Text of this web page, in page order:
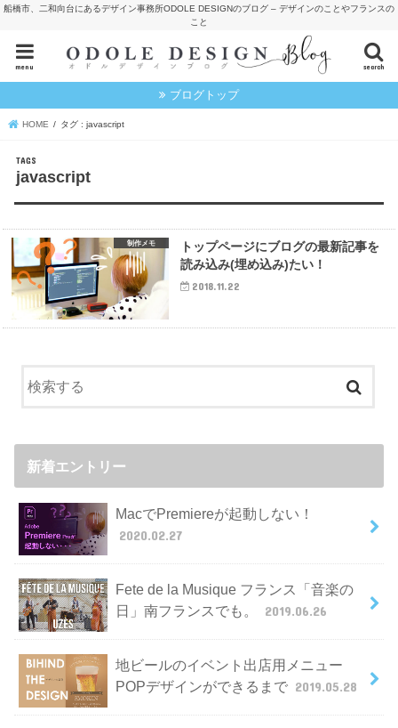
船橋市、二和向台にあるデザイン事務所ODOLE DESIGNのブログ – デザインのことやフランスの
こと
search
menu
ブログトップ
HOME タグ : javascript
javascript
制作メモ
トップページにブログの最新記事を
読み込み(埋め込み)たい！
2018.11.22
新着エントリー
MacでPremiereが起動しない！
2020.02.27
Fete de la Musique フランス「音楽の
日」南フランスでも。
2019.06.26
地ビールのイベント出店用メニュー
POPデザインができるまで 2019.05.28